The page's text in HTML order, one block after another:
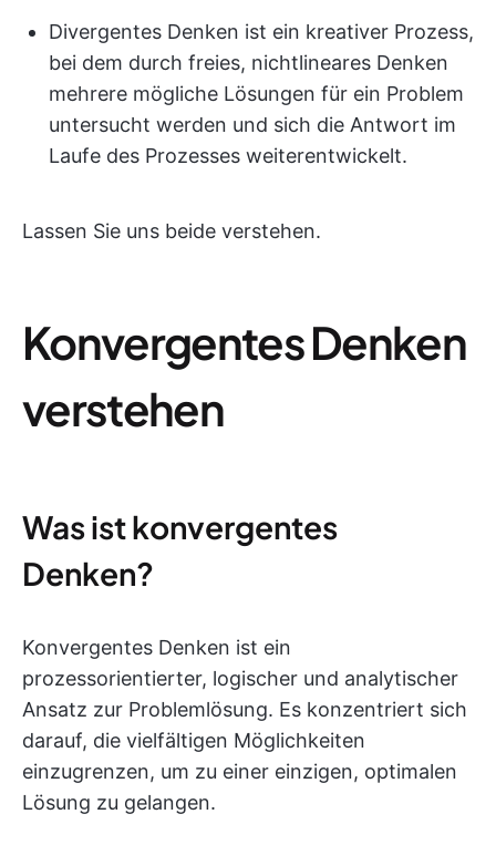
Divergentes Denken ist ein kreativer Prozess,
bei dem durch freies, nichtlineares Denken
mehrere mögliche Lösungen für ein Problem
untersucht werden und sich die Antwort im
Laufe des Prozesses weiterentwickelt.
Lassen Sie uns beide verstehen.
Konvergentes Denken
verstehen
Was ist konvergentes
Denken?
Konvergentes Denken ist ein
prozessorientierter, logischer und analytischer
Ansatz zur Problemlösung. Es konzentriert sich
darauf, die vielfältigen Möglichkeiten
einzugrenzen, um zu einer einzigen, optimalen
Lösung zu gelangen.